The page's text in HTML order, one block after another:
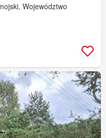
Województwo